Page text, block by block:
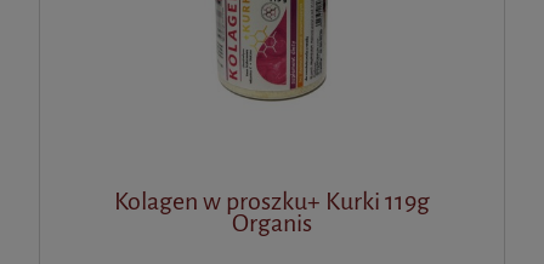
Kolagen w proszku+ Kurki 119g
Organis